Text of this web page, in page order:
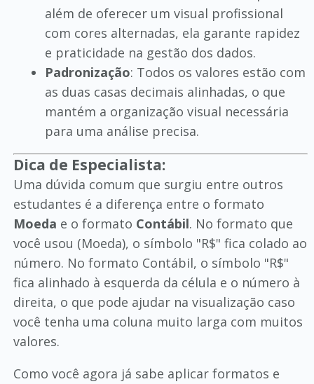
além de oferecer um visual profissional
com cores alternadas, ela garante rapidez
e praticidade na gestão dos dados.
Padronização: Todos os valores estão com
as duas casas decimais alinhadas, o que
mantém a organização visual necessária
para uma análise precisa.
Dica de Especialista:
Uma dúvida comum que surgiu entre outros
estudantes é a diferença entre o formato
Moeda e o formato Contábil. No formato que
você usou (Moeda), o símbolo "R$" fica colado ao
número. No formato Contábil, o símbolo "R$"
fica alinhado à esquerda da célula e o número à
direita, o que pode ajudar na visualização caso
você tenha uma coluna muito larga com muitos
valores.
Como você agora já sabe aplicar formatos e